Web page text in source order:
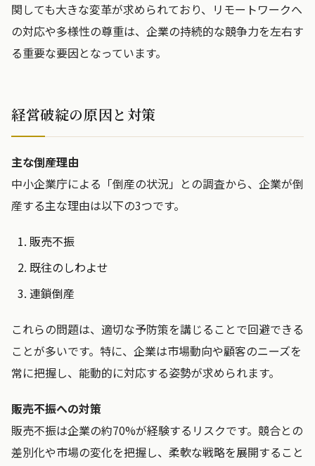
関しても大きな変革が求められており、リモートワークへ
の対応や多様性の尊重は、企業の持続的な競争力を左右す
る重要な要因となっています。
経営破綻の原因と対策
主な倒産理由
中小企業庁による「倒産の状況」との調査から、企業が倒
産する主な理由は以下の3つです。
販売不振
既往のしわよせ
連鎖倒産
これらの問題は、適切な予防策を講じることで回避できる
ことが多いです。特に、企業は市場動向や顧客のニーズを
常に把握し、能動的に対応する姿勢が求められます。
販売不振への対策
販売不振は企業の約70%が経験するリスクです。競合との
差別化や市場の変化を把握し、柔軟な戦略を展開すること